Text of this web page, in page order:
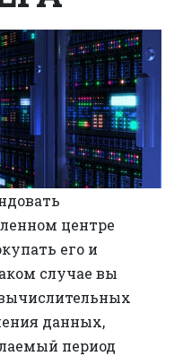
центре
его и
случае вы
данных,
период